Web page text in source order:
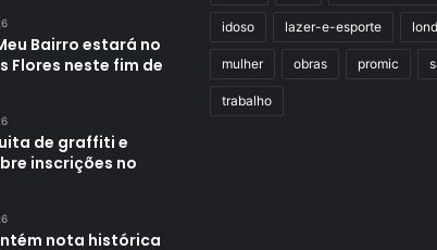
Bairro estará no
Flores neste fim de
de graffiti e
inscrições no
nota histórica
idoso lazer-e-esporte
mulher obras promic
trabalho